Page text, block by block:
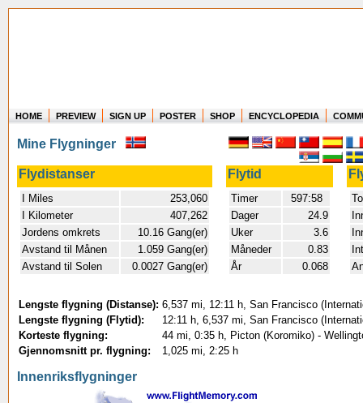
Where in the world have you flown?
How long have you been in the air?
Create your own FlightMemory and see!
HOME PREVIEW SIGN UP POSTER SHOP ENCYCLOPEDIA
Mine Flygninger
Flydistanser Flytid
I Miles
253,060
I Kilometer
407,262
Jordens omkrets
10.16 Gang(er)
Avstand til Månen
1.059 Gang(er)
Avstand til Solen
0.0027 Gang(er)
Timer
597:58
Dager
24.9
Uker
3.6
Måneder
0.83
År
0.068
Lengste flygning (Distanse): 6,537 mi, 12:11 h, San Francisco
Lengste flygning (Flytid):
12:11 h, 6,537 mi, San Francisco
Korteste flygning:
44 mi, 0:35 h, Picton (Koromiko) -
Gjennomsnitt pr. flygning:
1,025 mi, 2:25 h
Innenriksflygninger